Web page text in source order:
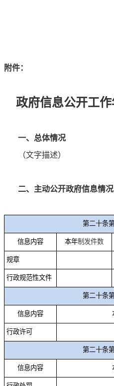
附件：
政府信息公开工
一、总体情况
（文字描述）
二、主动公开政府信息情况
第二十条
信息内容 本年制发件数
规章
行政规范性文件
第二十条
信息内容
行政许可
第二十条
信息内容